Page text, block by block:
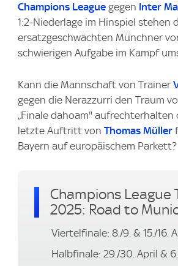
Champions League gegen Inter
1:2-Niederlage im Hinspiel stehen
ersatzgeschwächten Münchner
schwierigen Aufgabe im Kampf
Kann die Mannschaft von Trainer
gegen die Nerazzurri den Traum
„Finale dahoam" aufrechterhalten
letzte Auftritt von Thomas Müller
Bayern auf europäischem Parkett?
Champions League
2025: Road to
Viertelfinale: 8./9. & 15./16.
Halbfinale: 29./30. April &